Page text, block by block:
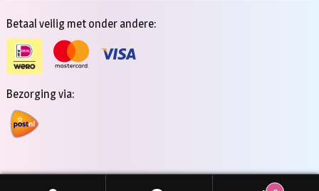
Betaal veilig met onder andere:
Bezorging via: